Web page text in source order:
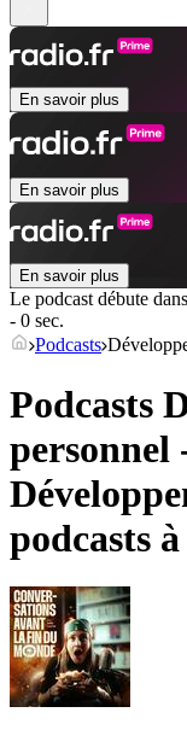
En savoir plus
En savoir plus
En savoir plus
Le podcast débute dans
- 0 sec.
Podcasts
Podcasts
personnel
podcasts